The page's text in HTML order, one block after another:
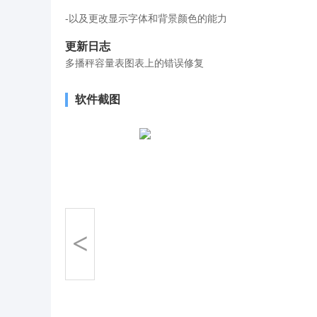
-以及更改显示字体和背景颜色的能力
更新日志
多播秤容量表图表上的错误修复
软件截图
<